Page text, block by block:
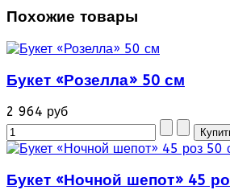
Похожие товары
Букет «Розелла» 50 см
2 964 руб
Букет «Ночной шепот» 45